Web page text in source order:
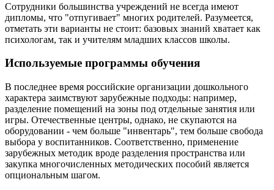
Сотрудники большинства учреждений не всегда имеют
дипломы, что "отпугивает" многих родителей. Разумеется,
отметать эти варианты не стоит: базовых знаний хватает как
психологам, так и учителям младших классов школы.
Используемые программы обучения
В последнее время российские организации дошкольного
характера заимствуют зарубежные подходы: например,
разделение помещений на зоны под отдельные занятия или
игры. Отечественные центры, однако, не скупаются на
оборудовании - чем больше "инвентарь", тем больше свобода
выбора у воспитанников. Соответственно, применение
зарубежных методик вроде разделения пространства или
закупка многочисленных методических пособий является
опциональным шагом.